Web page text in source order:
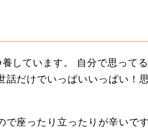
しています。 自分で思って
話だけでいっぱいいっぱい！
で座ったり立ったりが辛いで